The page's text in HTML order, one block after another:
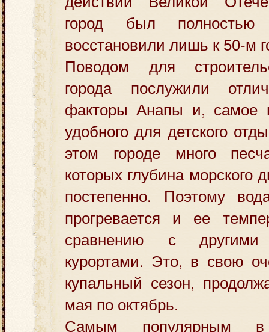
город был полностью
восстановили лишь к 50-м
Поводом для
города послужили
факторы Анапы и, самое
удобного для детского
этом городе много
которых глубина морского
постепенно. Поэтому
прогревается и ее
сравнению с другими
курортами. Это, в свою
купальный сезон,
мая по октябрь.
Самым популярным в